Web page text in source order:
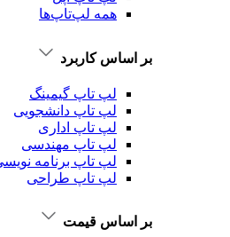
همه لپ‌تاپ‌ها
بر اساس کاربرد
لپ تاپ گیمینگ
لپ تاپ دانشجویی
لپ تاپ اداری
لپ تاپ مهندسی
لپ تاپ برنامه
لپ تاپ طراحی
بر اساس قیمت